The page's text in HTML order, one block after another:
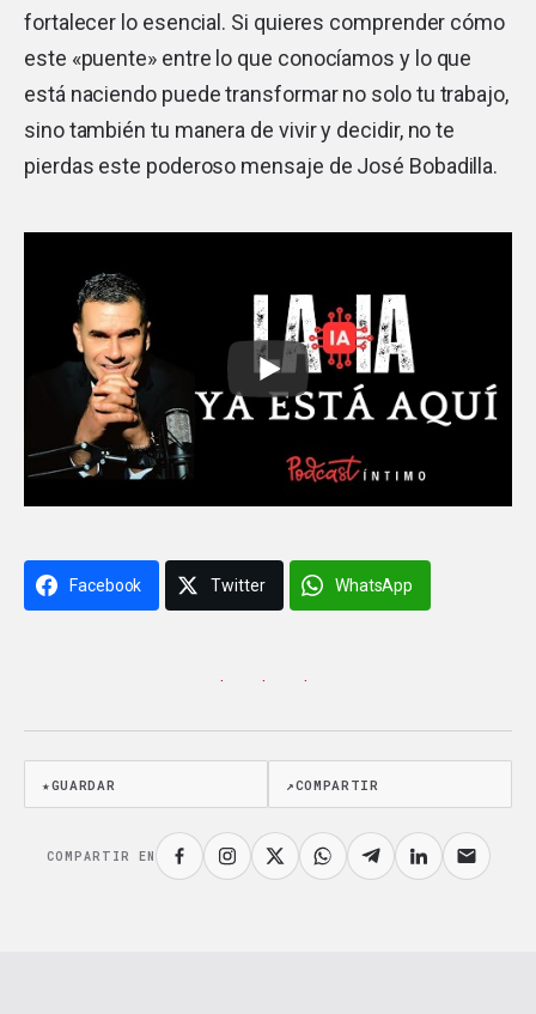
fortalecer lo esencial. Si quieres comprender cómo
este «puente» entre lo que conocíamos y lo que
está naciendo puede transformar no solo tu trabajo,
sino también tu manera de vivir y decidir, no te
pierdas este poderoso mensaje de José Bobadilla.
Facebook Twitter WhatsApp
· · ·
★GUARDAR ↗COMPARTIR
COMPARTIR EN